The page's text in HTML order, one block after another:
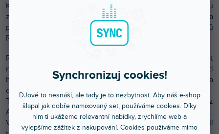
Synchronizuj cookies!
DJové to nesnáší, ale tady je to nezbytnost. Aby náš e-shop
šlapal jak dobře namixovaný set, používáme cookies. Díky
nim ti ukážeme relevantní nabídky, zrychlíme web a
vylepšíme zážitek z nakupování. Cookies používáme mimo
Kompaktní mixpult má velmi kvalitní konstrukci a kvalitu
zvuku řídí digitální zvuková architektura, která již byla
použita u RMX-80 což je vlajková loď mixážních pultů
Reloop.
RMX-22i disponuje vstupem pro iPad, iPhone, Android tablet
nebo jiný chytrý telefon přímo přes 3,5mm jack. Součástí
balení je rozdělený kabel, který zvukový signál rozdělí na
dva samostatné mono nebo jeden stereo kanál.
Tak lze aktivovat funkci Cue s DJ aplikace (například DJAY z
Algoriddim), takže si můžete rozdělit MASTER a PFL.
Vzrušující funkce pro všechny digitální DJs, kteří chtějí